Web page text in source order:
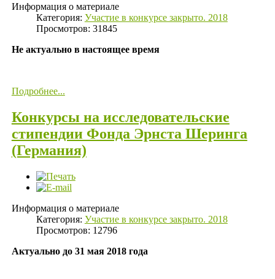
Информация о материале
Категория: Участие в конкурсе закрыто. 2018
Просмотров: 31845
Не актуально в настоящее время
Подробнее...
Конкурсы на исследовательские
стипендии Фонда Эрнста Шеринга
(Германия)
Информация о материале
Категория: Участие в конкурсе закрыто. 2018
Просмотров: 12796
Актуально до 31 мая 2018 года